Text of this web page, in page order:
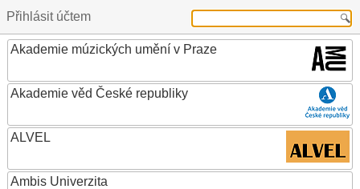
Přihlásit účtem
Akademie múzických umění v Praze
Akademie věd České republiky
ALVEL
Ambis Univerzita